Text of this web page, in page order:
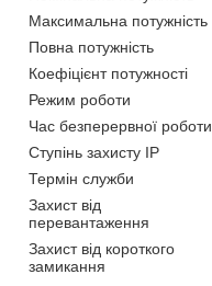
Максимальна потужність
Повна потужність
Коефіцієнт потужності
Режим роботи
Час безперервної роботи
Ступінь захисту IP
Термін служби
Захист від
перевантаження
Захист від короткого
замикання